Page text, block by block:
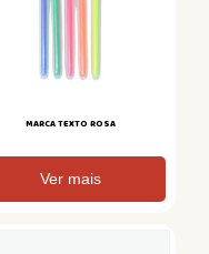
MARCA TEXTO ROSA
Ver mais